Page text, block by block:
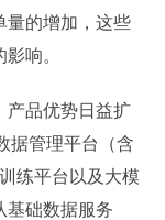
量的增加，这些
响。
产品优势日益扩
据管理平台（含
练平台以及大模
基础数据服务